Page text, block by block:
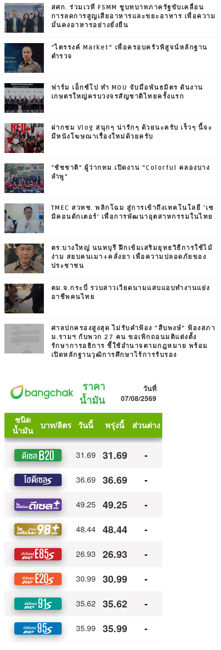
สศก. ร่วมเวที FSMM ชูบทบาทภาครัฐขับเคลื่อน
การลดการสูญเสียอาหารและขยะอาหาร เพื่อความ
มั่นคงอาหารอย่างยั่งยืน
"ไตรรงค์ Market” เพื่อครอบครัวพิสูจน์หลักฐาน
ตำรวจ
ฟาร์ม เอ็กซ์โป ทำ MOU จับมือพันธมิตร ดันงาน
เกษตรใหญ่ครบวงจรสัญชาติไทยครั้งแรก
ฝากชม Vlog สนุกๆ น่ารักๆ ด้วยนะครับ เร็วๆ นี้จะ
มีหนังโฆษณาเรื่องใหม่ด้วยครับ
"ชัชชาติ" ผู้ว่ากทม.เปิดงาน “Colorful คลองบาง
ลำพู”
TMEC สวทช. พลิกโฉม สู่การเข้าถึงเทคโนโลยี ‘เซ
มิคอนดักเตอร์’ เพื่อการพัฒนาอุตสาหกรรมในไทย
ตร.บางใหญ่ นนทบุรี ฝึกเข้มเสริมยุทธวิธีการใช้ไม้
ง่าม สยบคนเมา+คลั่งยา เพื่อความปลอดภัยของ
ประชาชน
ตม.จ.กระบี่ รวบสาวเวียดนามแสบแอบทำงานแย่ง
อาชีพคนไทย
ศาลปกครองสูงสุด ไม่รับคำฟ้อง “สืบพงษ์” ฟ้องสภา
ม.รามฯ กับพวก 27 คน ขอเพิกถอนมติแต่งตั้ง
รักษาการอธิการ ชี้ใช้อำนาจตามกฎหมาย พร้อม
เปิดหลักฐานวุฒิการศึกษาไร้การรับรอง